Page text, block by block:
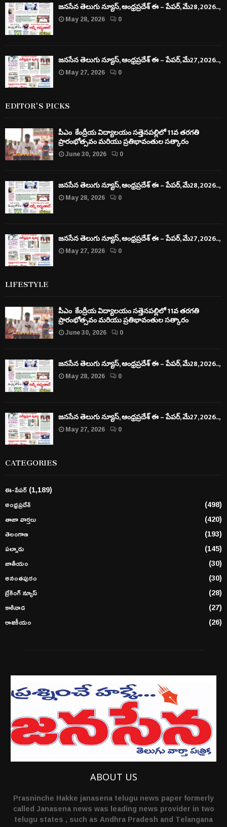
జనసేన తెలుగు న్యూస్, ఆంధ్రప్రదేశ్ ఈ – పేపర్, మే28, 2026..,
May 28, 2026
0
జనసేన తెలుగు న్యూస్, ఆంధ్రప్రదేశ్ ఈ – పేపర్, మే27, 2026..,
May 27, 2026
0
EDITOR'S PICKS
పీఎం కేంద్రీయ విద్యాలయం సత్తెనపల్లిలో 11వ తరగతి
ప్రారంభోత్సవం మరియు ప్రతిభావంతుల సత్కారం
June 30, 2026
0
జనసేన తెలుగు న్యూస్, ఆంధ్రప్రదేశ్ ఈ – పేపర్, మే28, 2026..,
May 28, 2026
0
జనసేన తెలుగు న్యూస్, ఆంధ్రప్రదేశ్ ఈ – పేపర్, మే27, 2026..,
May 27, 2026
0
LIFESTYLE
పీఎం కేంద్రీయ విద్యాలయం సత్తెనపల్లిలో 11వ తరగతి
ప్రారంభోత్సవం మరియు ప్రతిభావంతుల సత్కారం
June 30, 2026
0
జనసేన తెలుగు న్యూస్, ఆంధ్రప్రదేశ్ ఈ – పేపర్, మే28, 2026..,
May 28, 2026
0
జనసేన తెలుగు న్యూస్, ఆంధ్రప్రదేశ్ ఈ – పేపర్, మే27, 2026..,
May 27, 2026
0
CATEGORIES
ఈ-పేపర్(1,189)
అంధ్రప్రదేశ్
(498)
తాజా వార్తలు
(420)
తెలంగాణ
(193)
పల్నాడు
(145)
జాతీయం
(30)
అనంతపురం
(30)
బ్రేకింగ్ న్యూస్
(28)
కాకినాడ
(27)
రాజకీయం
(26)
ABOUT US
Prasninche Hakke janasena telugu news paper formerly
called Janasena news was leading news provider in two
telugu states , such as Andhra Pradesh and Telangana